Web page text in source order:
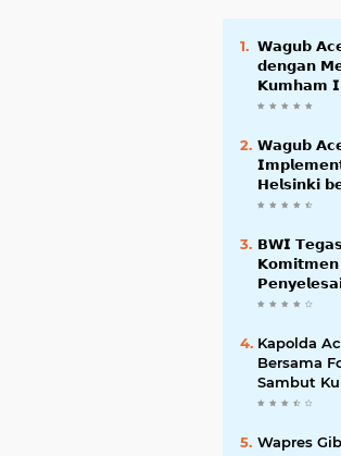
𝗪𝗮𝗴𝘂𝗯
𝗱𝗲𝗻𝗴𝗮𝗻
𝗞𝘂𝗺𝗵𝗮𝗺
𝗧𝗲𝗿𝗸𝗮𝗶𝘁
𝗪𝗮𝗴𝘂𝗯
𝗛𝗲𝗹𝘀𝗶𝗻𝗸𝗶
𝗕𝗪𝗜
𝗞𝗼𝗺𝗶𝘁𝗺𝗲𝗻
𝗪𝗮𝗸𝗮𝗳
Kapolda
Bersama
Sambut
Kerja Wakil
Bireuen
Wapres